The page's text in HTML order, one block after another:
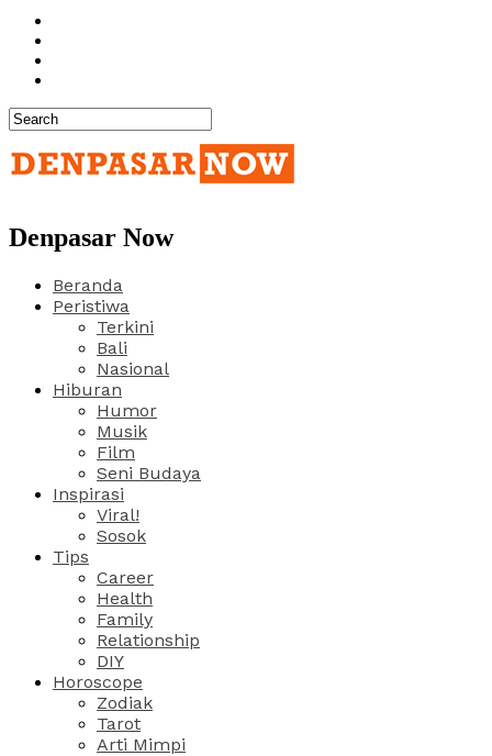
Denpasar Now
Beranda
Peristiwa
Terkini
Bali
Nasional
Hiburan
Humor
Musik
Film
Seni Budaya
Inspirasi
Viral!
Sosok
Tips
Career
Health
Family
Relationship
DIY
Horoscope
Zodiak
Tarot
Arti Mimpi